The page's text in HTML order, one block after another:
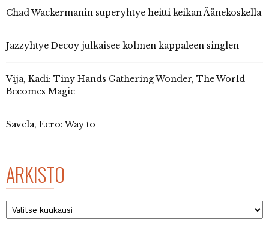
Chad Wackermanin superyhtye heitti keikan Äänekoskella
Jazzyhtye Decoy julkaisee kolmen kappaleen singlen
Vija, Kadi: Tiny Hands Gathering Wonder, The World
Becomes Magic
Savela, Eero: Way to
ARKISTO
Arkisto